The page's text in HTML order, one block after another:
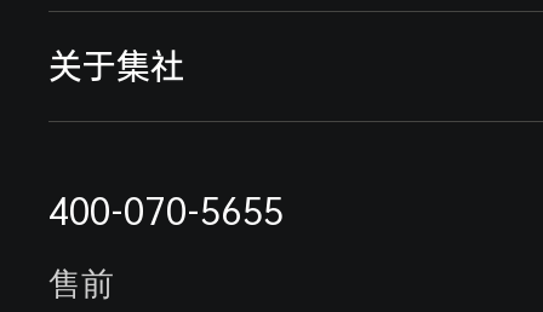
采集终端
能耗监测系统
电表抄表方案
水表抄表方案
典型案例
远程抄表缴费案例
最新案例
能耗监测系统案例
关于集社
400-070-5655
售前